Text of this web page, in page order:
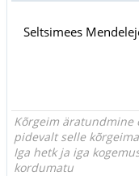
Seltsimees
Kõrgeim äratundmine
pidevalt selle
Iga hetk ja iga
kordumatu